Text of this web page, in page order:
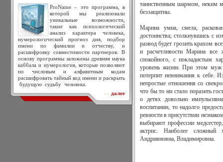
ProName – это программа, в
которой мы реализовали
уникальные возможности,
такие как психологический
анализ характера человека,
нумерологический прогноз дня, подбор
имени по фамилии и отчеству, и
расшифровку совместимости партнеров. В
основу программы заложены древняя наука
каббала и нумерология, которые позволяют
по числовым и алфавитным кодам
расшифровать тайный код имени и раскрыть
будущую судьбу человека.
>> далее
таинственным шармом, неким
беззащитны.
Марина умна, смела,
достоинства; столкнувшись с
развод будет грозить крахом
и расчетливости Марина все
спокойного, с покладистым
уровень жизни. При этом муж
потерпит невнимания к себе.
непростые отношения со
что бы то ни стало поразить
о детях довольно
воспитании, то надолго
ревности в присутствии
выбирают профессии
актрис. Наиболее сложный
Андрияновна, Владимировна.